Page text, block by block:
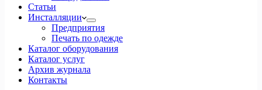
Статьи
Инсталляции
Предприятия
Печать по одежде
Каталог оборудования
Каталог услуг
Архив журнала
Контакты